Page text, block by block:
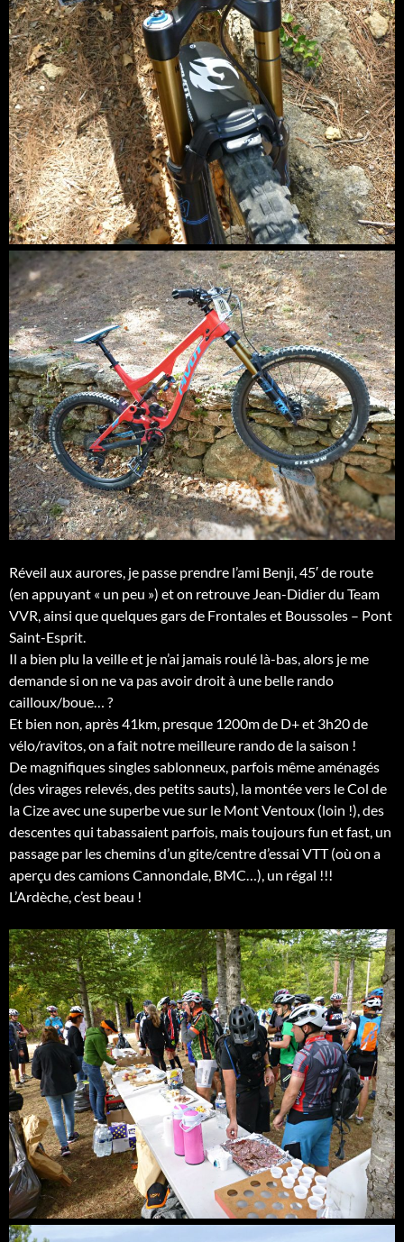
Réveil aux aurores, je passe prendre l’ami Benji, 45′ de route
(en appuyant « un peu ») et on retrouve Jean-Didier du Team
VVR, ainsi que quelques gars de Frontales et Boussoles – Pont
Saint-Esprit.
Il a bien plu la veille et je n’ai jamais roulé là-bas, alors je me
demande si on ne va pas avoir droit à une belle rando
cailloux/boue… ?
Et bien non, après 41km, presque 1200m de D+ et 3h20 de
vélo/ravitos, on a fait notre meilleure rando de la saison !
De magnifiques singles sablonneux, parfois même aménagés
(des virages relevés, des petits sauts), la montée vers le Col de
la Cize avec une superbe vue sur le Mont Ventoux (loin !), des
descentes qui tabassaient parfois, mais toujours fun et fast, un
passage par les chemins d’un gite/centre d’essai VTT (où on a
aperçu des camions Cannondale, BMC…), un régal !!!
L’Ardèche, c’est beau !